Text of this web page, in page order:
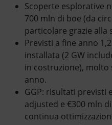
Scoperte esplorative
700 mln di boe (da
particolare grazie alla
Previsti a fine anno
installata (2 GW
in costruzione),
anno.
GGP: risultati previsti
adjusted e €300 mln
continua